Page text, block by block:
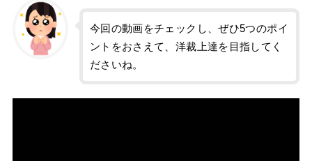
今回の動画をチェックし、ぜひ5つのポイ
ントをおさえて、洋裁上達を目指してく
ださいね。